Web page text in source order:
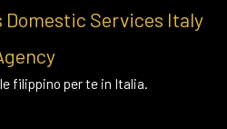
Services Italy
filippino per te in Italia.